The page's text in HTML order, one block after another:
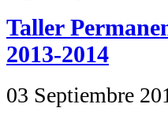
Taller
2013-2014
03 Septiembre